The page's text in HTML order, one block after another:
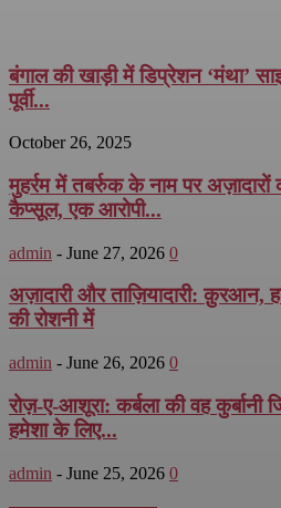
बंगाल की खाड़ी में डिप्रेशन ‘मंथा’
पूर्वी...
October 26, 2025
मुहर्रम में तबर्रुक के नाम पर अज़ादारों
कैप्सूल, एक आरोपी...
admin - June 27, 2026 0
अज़ादारी और ताज़ियादारी:
की रोशनी में
admin - June 26, 2026 0
रोज़-ए-आशूरा: कर्बला की वह
हमेशा के लिए...
admin - June 25, 2026 0